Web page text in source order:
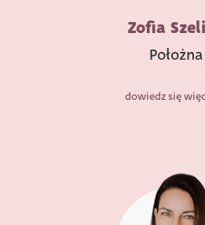
Zofia
Położna
dowiedz się